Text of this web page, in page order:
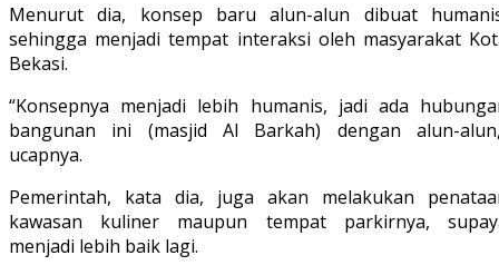
Menurut dia, konsep baru alun-alun dibuat
sehingga menjadi tempat interaksi oleh masyarakat
Bekasi.
“Konsepnya menjadi lebih humanis, jadi ada
bangunan ini (masjid Al Barkah) dengan alun-
ucapnya.
Pemerintah, kata dia, juga akan melakukan
kawasan kuliner maupun tempat parkirnya,
menjadi lebih baik lagi.